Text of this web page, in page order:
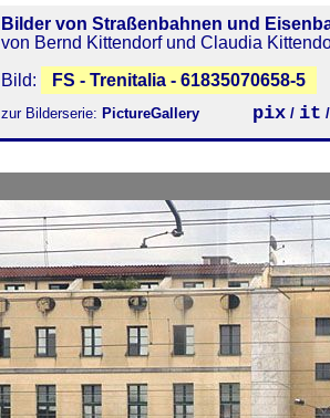
Bilder von Straßenbahnen und
von Bernd Kittendorf und Claudia
Bild:
FS - Trenitalia - 61835070658-5
zur Bilderserie: PictureGallery pix / it